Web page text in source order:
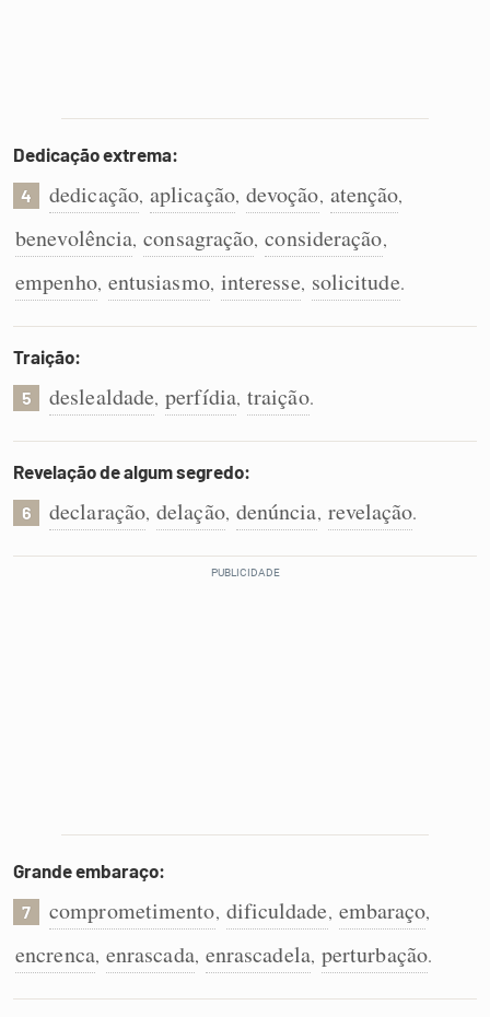
Dedicação extrema:
4 dedicação, aplicação, devoção, atenção,
benevolência, consagração, consideração,
empenho, entusiasmo, interesse, solicitude.
Traição:
5 deslealdade, perfídia, traição.
Revelação de algum segredo:
6 declaração, delação, denúncia, revelação.
Grande embaraço:
7 comprometimento, dificuldade, embaraço,
encrenca, enrascada, enrascadela, perturbação.